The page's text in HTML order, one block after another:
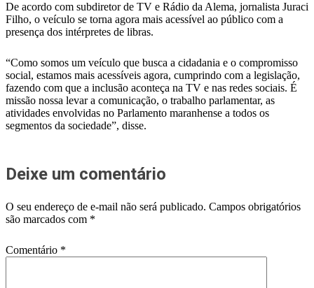
De acordo com subdiretor de TV e Rádio da Alema, jornalista Juraci
Filho, o veículo se torna agora mais acessível ao público com a
presença dos intérpretes de libras.
“Como somos um veículo que busca a cidadania e o compromisso
social, estamos mais acessíveis agora, cumprindo com a legislação,
fazendo com que a inclusão aconteça na TV e nas redes sociais. É
missão nossa levar a comunicação, o trabalho parlamentar, as
atividades envolvidas no Parlamento maranhense a todos os
segmentos da sociedade”, disse.
Deixe um comentário
O seu endereço de e-mail não será publicado. Campos obrigatórios
são marcados com *
Comentário *